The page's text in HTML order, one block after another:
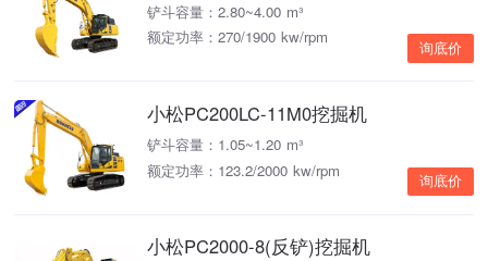
铲斗容量：2.80~4.00 m³
额定功率：270/1900 kw/rpm
询底价
小松PC200LC-11M0挖掘机
铲斗容量：1.05~1.20 m³
额定功率：123.2/2000 kw/rpm
询底价
小松PC2000-8(反铲)挖掘机